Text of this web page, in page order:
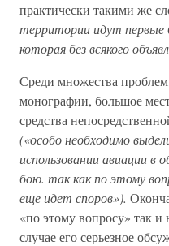
практически такими же
территории идут первые
которая без всякого
Среди множества
монографии, большое
средства
(«особо необходимо
использовании авиации в
бою. так как по этому
еще идет споров»).
«по этому вопросу» так
случае его серьезное